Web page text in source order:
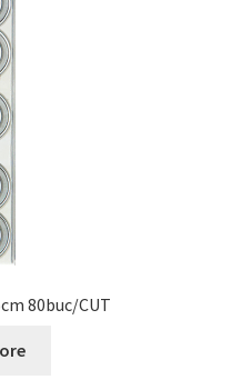
80buc/CUT